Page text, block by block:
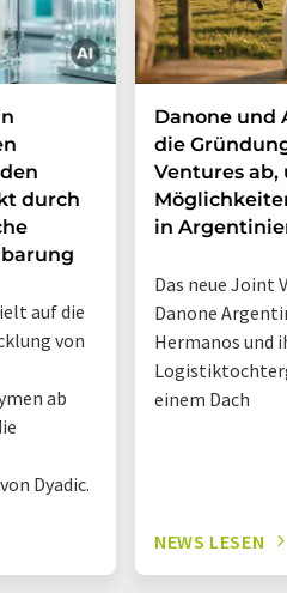
durch
auf die
von
ab
Dyadic.
Danone und
die
Ventures ab,
in
Das neue Joint
Danone
Hermanos und
einem Dach
NEWS LESEN